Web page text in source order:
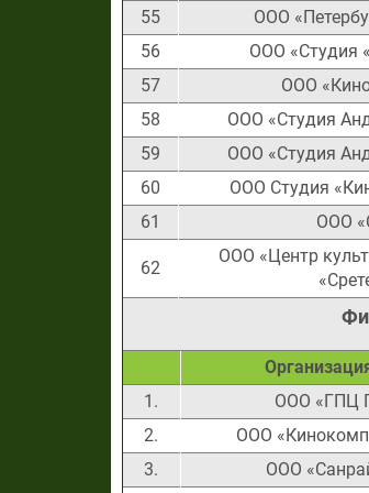
55 ООО
56
ООО «Студия
57
ООО
58
ООО «Студия
59
ООО «Студия
60
ООО Студия
61
ООО
62
ООО «Центр
1.
ООО «ГПЦ
2.
ООО
3.
ООО